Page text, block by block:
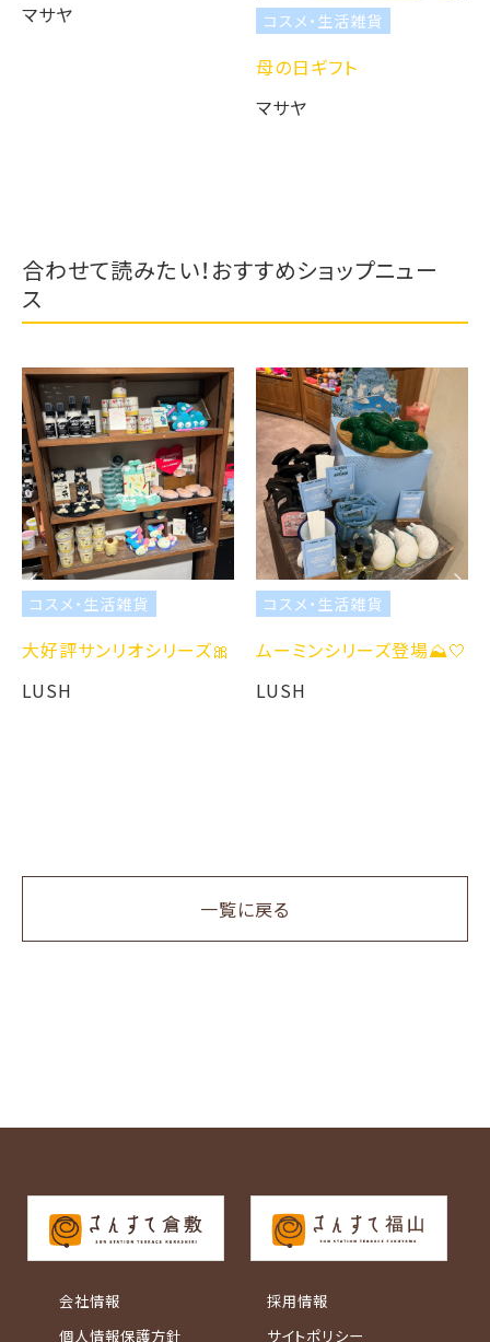
マサヤ
コスメ・生活雑貨
母の日ギフト
マサヤ
合わせて読みたい！おすすめショップニュー
ス
コスメ・生活雑貨
大好評サンリオシリーズ🎀
LUSH
コスメ・生活雑貨
ムーミンシリーズ登場⛰️🤍
LUSH
一覧に戻る
会社情報
個人情報保護方針
採用情報
サイトポリシー